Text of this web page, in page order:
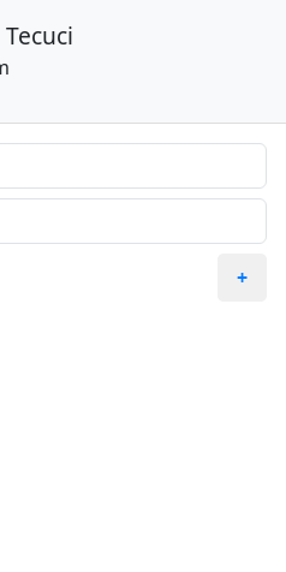
Tecuci
+